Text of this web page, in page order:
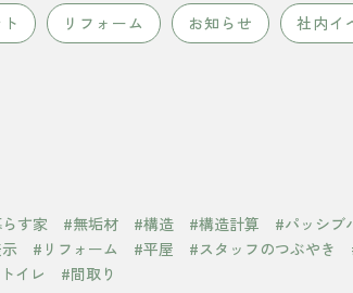
リフォーム お知らせ 社内イ
す家 #無垢材 #構造 #構造計算 #パッシブ
#リフォーム #平屋 #スタッフのつぶやき
イレ #間取り